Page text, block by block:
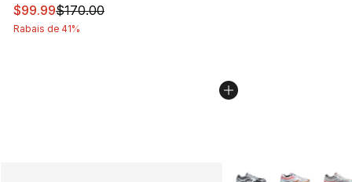
Cet article est en solde. Le prix est passé de $170.00 à
$99.99$170.00
Rabais de 41%
Plus de couleurs